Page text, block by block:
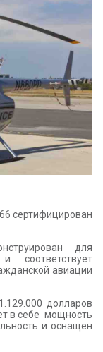
сертифицирован
для
соответствует
авиации
долларов
в себе мощность
и оснащен